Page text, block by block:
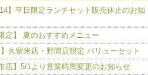
】平日限定ランチセット販売休止のお知
定】 夏のおすすめメニュー
】久留米店・野間店限定 バリューセット
店】5/1より営業時間変更のお知らせ